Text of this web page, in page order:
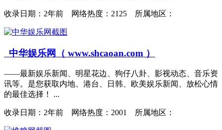
收录日期： 2年前 网络热度：2125 所属地区：
中华娱乐网（ www.shcaoan.com ）
——最新娱乐新闻、明星花边、狗仔八卦、影视动态、音乐资
讯等。是您获取内地、港台、日韩、欧美娱乐新闻、放松心情
的最佳选择！ ...
收录日期： 2年前 网络热度：2001 所属地区：